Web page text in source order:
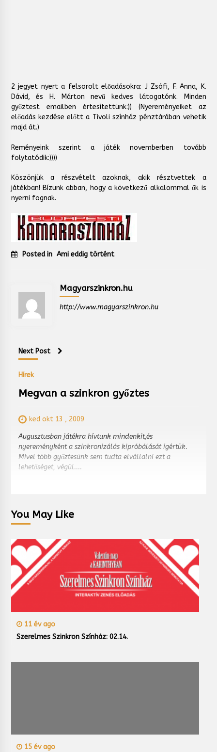
2 jegyet nyert a felsorolt előadásokra: J Zsófi, F. Anna, K.
Dávid, és H. Márton nevű kedves látogatónk. Minden
győztest emailben értesítettünk:)) (Nyereményeiket az
előadás kezdése előtt a Tivoli színház pénztárában vehetik
majd át.)
Reményeink szerint a játék novemberben tovább
folytatódik:))))
Köszönjük a részvételt azoknak, akik résztvettek a
játékban! Bízunk abban, hogy a következő alkalommal ők is
nyerni fognak.
Posted in Ami eddig történt
Magyarszinkron.hu
http://www.magyarszinkron.hu
Next Post
Hírek
Megvan a szinkron győztes
ked okt 13 , 2009
Augusztusban játékra hívtunk mindenkit,és
nyereményként a szinkronizálás kipróbálását ígértük.
Mivel több győztesünk sem tudta elvállalni ezt a
lehetőséget, végül....
You May Like
11 év ago
Szerelmes Szinkron Színház: 02.14.
15 év ago